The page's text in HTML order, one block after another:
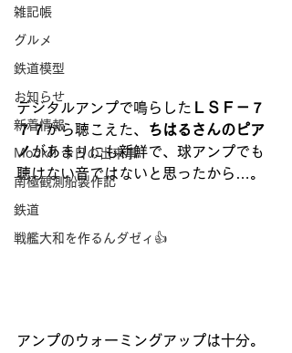
雑記帳
グルメ
鉄道模型
お知らせ
新着情報
Mock!! 今日の出来事
南極観測船製作記
鉄道
戦艦大和を作るんダゼィ👍
デジタルアンプで鳴らした
ＬＳＦ－７
７７から聴こえた、
ちはるさんのピア
ノがあまりにも新鮮で、球アンプでも
聴けない音ではないと思ったから…。
アンプのウォーミングアップは十分。